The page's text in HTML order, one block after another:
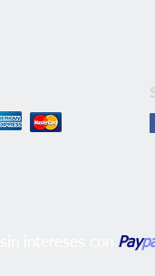
Pay